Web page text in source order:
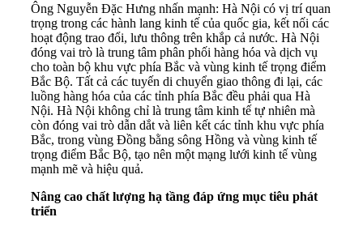
Ông Nguyễn Đặc Hưng nhấn mạnh: Hà Nội có vị trí quan
trọng trong các hành lang kinh tế của quốc gia, kết nối các
hoạt động trao đổi, lưu thông trên khắp cả nước. Hà Nội
đóng vai trò là trung tâm phân phối hàng hóa và dịch vụ
cho toàn bộ khu vực phía Bắc và vùng kinh tế trọng điểm
Bắc Bộ. Tất cả các tuyến di chuyển giao thông đi lại, các
luồng hàng hóa của các tỉnh phía Bắc đều phải qua Hà
Nội. Hà Nội không chỉ là trung tâm kinh tế tự nhiên mà
còn đóng vai trò dẫn dắt và liên kết các tỉnh khu vực phía
Bắc, trong vùng Đồng bằng sông Hồng và vùng kinh tế
trọng điểm Bắc Bộ, tạo nên một mạng lưới kinh tế vùng
mạnh mẽ và hiệu quả.
Nâng cao chất lượng hạ tầng đáp ứng mục tiêu phát
triển